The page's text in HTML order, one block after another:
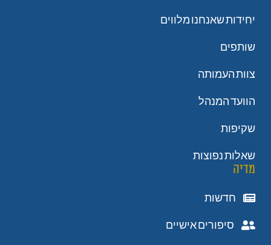
יחידות שאנחנו מלווים
שותפים
צוות העמותה
הוועד המנהל
שקיפות
שאלות נפוצות
מדיה
חדשות
סיפורים אישיים